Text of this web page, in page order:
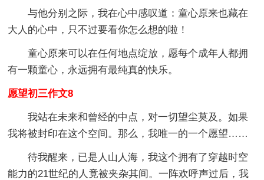
与他分别之际，我在心中感叹道：童心原来也藏在
大人的心中，只不过要看你怎么想的啦！
童心原来可以在任何地点绽放，愿每个成年人都拥
有一颗童心，永远拥有最纯真的快乐。
愿望初三作文8
我站在未来和曾经的中点，对一切望尘莫及。如果
我将被封印在这个空间。那么，我唯一的一个愿望……
待我醒来，已是人山人海，我这个拥有了穿越时空
能力的21世纪的人竟被夹杂其间。一阵欢呼声过后，我